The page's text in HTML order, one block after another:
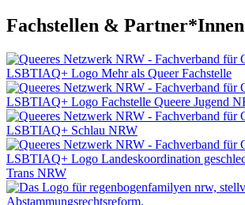
Fachstellen & Partner*Innen